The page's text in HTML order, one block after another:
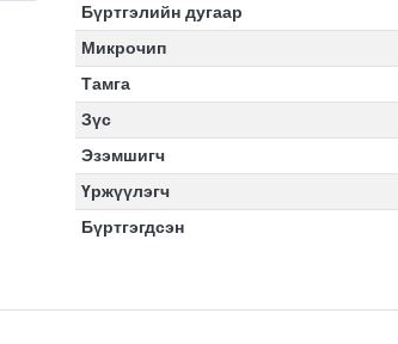
Бүртгэлийн дугаар
Микрочип
Тамга
Зүс
Эзэмшигч
Үржүүлэгч
Бүртгэгдсэн